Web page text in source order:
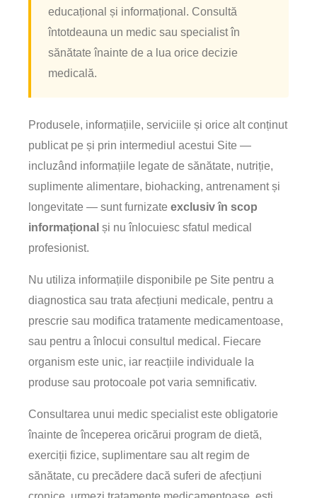
educațional și informațional. Consultă
întotdeauna un medic sau specialist în
sănătate înainte de a lua orice decizie
medicală.
Produsele, informațiile, serviciile și orice alt conținut
publicat pe și prin intermediul acestui Site —
incluzând informațiile legate de sănătate, nutriție,
suplimente alimentare, biohacking, antrenament și
longevitate — sunt furnizate exclusiv în scop
informațional și nu înlocuiesc sfatul medical
profesionist.
Nu utiliza informațiile disponibile pe Site pentru a
diagnostica sau trata afecțiuni medicale, pentru a
prescrie sau modifica tratamente medicamentoase,
sau pentru a înlocui consultul medical. Fiecare
organism este unic, iar reacțiile individuale la
produse sau protocoale pot varia semnificativ.
Consultarea unui medic specialist este obligatorie
înainte de începerea oricărui program de dietă,
exerciții fizice, suplimentare sau alt regim de
sănătate, cu precădere dacă suferi de afecțiuni